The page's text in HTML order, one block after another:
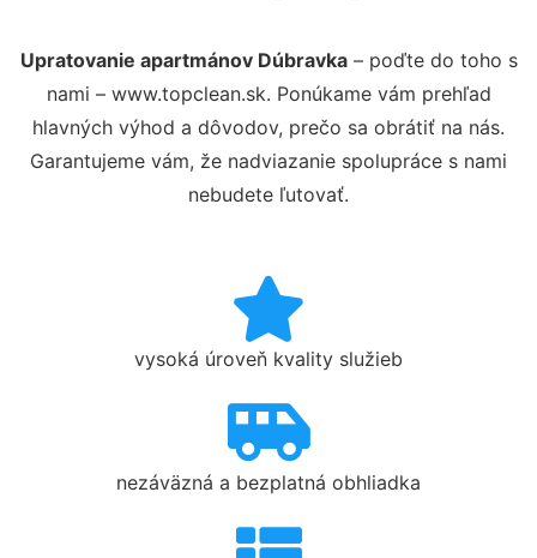
Upratovanie apartmánov Dúbravka– poďte do toho s
nami – www.topclean.sk. Ponúkame vám prehľad
hlavných výhod a dôvodov, prečo sa obrátiť na nás.
Garantujeme vám, že nadviazanie spolupráce s nami
nebudete ľutovať.
vysoká úroveň kvality služieb
nezáväzná a bezplatná obhliadka